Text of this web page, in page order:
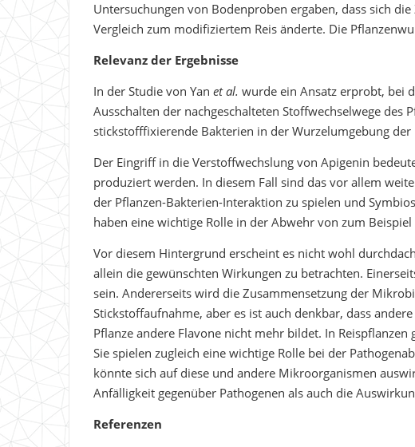
Untersuchungen von Bodenproben ergaben, dass sich
Vergleich zum modifiziertem Reis änderte. Die
Relevanz der Ergebnisse
In der Studie von Yan et al. wurde ein Ansatz erprobt, bei
Ausschalten der nachgeschalteten Stoffwechselwege
stickstofffixierende Bakterien in der Wurzelumgebung der
Der Eingriff in die Verstoffwechslung von Apigenin
produziert werden. In diesem Fall sind das vor allem
der Pflanzen-Bakterien-Interaktion zu spielen und
haben eine wichtige Rolle in der Abwehr von zum
Vor diesem Hintergrund erscheint es nicht wohl
allein die gewünschten Wirkungen zu betrachten.
sein. Andererseits wird die Zusammensetzung der
Stickstoffaufnahme, aber es ist auch denkbar, dass
Pflanze andere Flavone nicht mehr bildet. In
Sie spielen zugleich eine wichtige Rolle bei der
könnte sich auf diese und andere Mikroorganismen
Anfälligkeit gegenüber Pathogenen als auch die
Referenzen